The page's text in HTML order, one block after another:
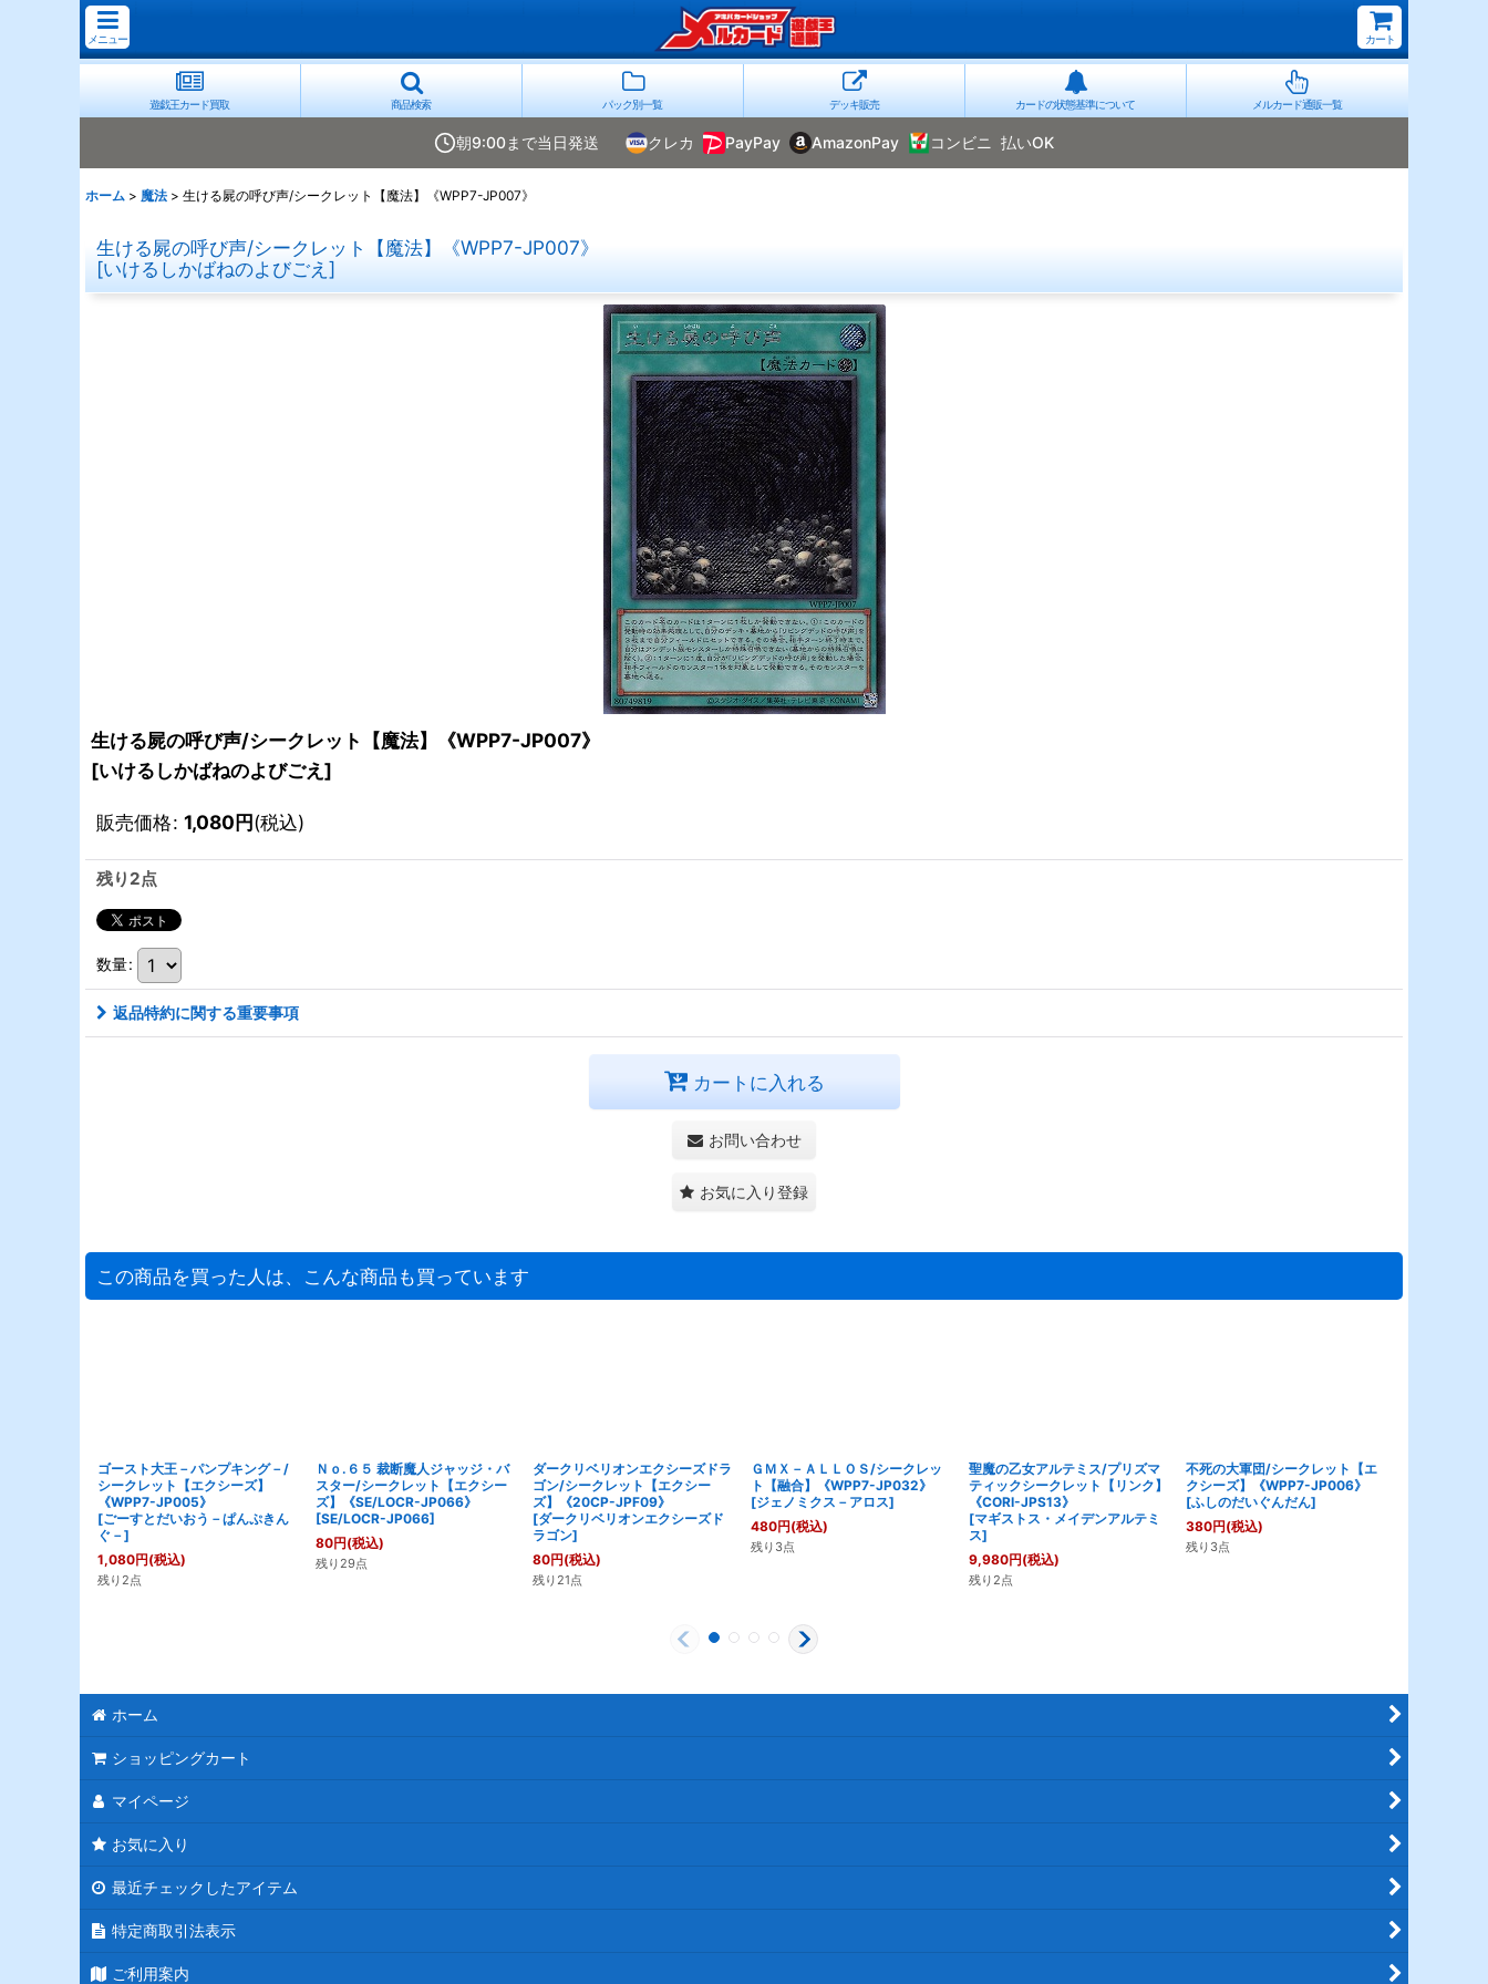
メニュー カート
遊戯王カード買取 商品検索 パック別一覧 デッキ販売 カードの状態基準について メルカード通販一覧
朝9:00まで当日発送 クレカ PayPay AmazonPay コンビニ 払いOK
ホーム > 魔法 > 生ける屍の呼び声/シークレット【魔法】《WPP7-JP007》
生ける屍の呼び声/シークレット【魔法】《WPP7-JP007》
[いけるしかばねのよびごえ ]
生ける屍の呼び声/シークレット【魔法】《WPP7-JP007》
[いけるしかばねのよびごえ]
販売価格: 1,080円(税込)
残り2点
数量:
返品特約に関する重要事項
カートに入れる
お問い合わせ
お気に入り登録
この商品を買った人は、こんな商品も買っています
ゴースト大王－パンプキング－/
シークレット【エクシーズ】
《WPP7-JP005》
[ごーすとだいおう－ぱんぷきん
ぐ－]
1,080円(税込)
残り2点
Ｎｏ.６５ 裁断魔人ジャッジ・バ
スター/シークレット【エクシー
ズ】《SE/LOCR-JP066》
[SE/LOCR-JP066]
80円(税込)
残り29点
ダークリベリオンエクシーズドラ
ゴン/シークレット【エクシー
ズ】《20CP-JPF09》
[ダークリベリオンエクシーズド
ラゴン]
80円(税込)
残り21点
ＧＭＸ－ＡＬＬＯＳ/シークレッ
ト【融合】《WPP7-JP032》
[ジェノミクス－アロス]
480円(税込)
残り3点
聖魔の乙女アルテミス/プリズマ
ティックシークレット【リンク】
《CORI-JPS13》
[マギストス・メイデンアルテミ
ス]
9,980円(税込)
残り2点
不死の大軍団/シークレット【エ
クシーズ】《WPP7-JP006》
[ふしのだいぐんだん]
380円(税込)
残り3点
ホーム
ショッピングカート
マイページ
お気に入り
最近チェックしたアイテム
特定商取引法表示
ご利用案内